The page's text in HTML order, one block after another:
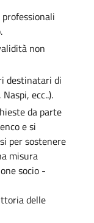
non
destinatari di
ecc..).
da parte
e si
per sostenere
misura
socio -
delle